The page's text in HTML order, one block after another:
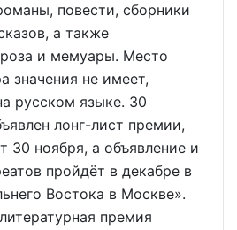
повести, сборники
а также
и мемуары. Место
значения не имеет,
русском языке. 30
лонг-лист премии,
30 ноября, а объявление и
пройдёт в декабре в
Востока в Москве».
премия